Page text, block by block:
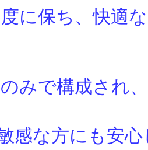
に保ち、快適
みで構成され
感な方にも安